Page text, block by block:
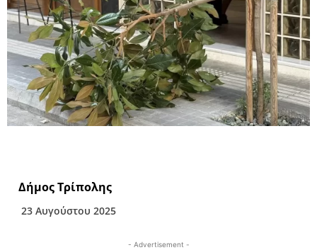
Δήμος Τρίπολης
23 Αυγούστου 2025
- Advertisement -